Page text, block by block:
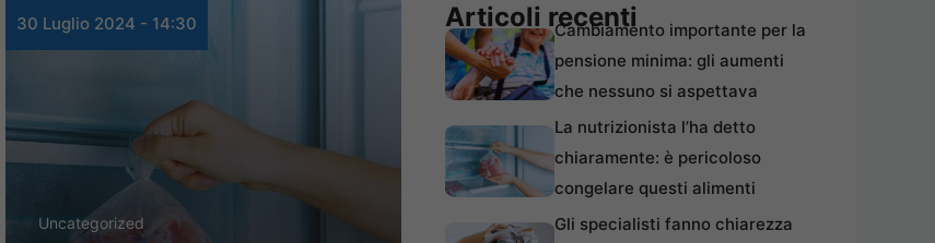
30 Luglio 2024 - 14:30
Uncategorized
Articoli recentiCambiamento importante per la
pensione minima: gli aumenti
che nessuno si aspettava
La nutrizionista l’ha detto
chiaramente: è pericoloso
congelare questi alimenti
Gli specialisti fanno chiarezza